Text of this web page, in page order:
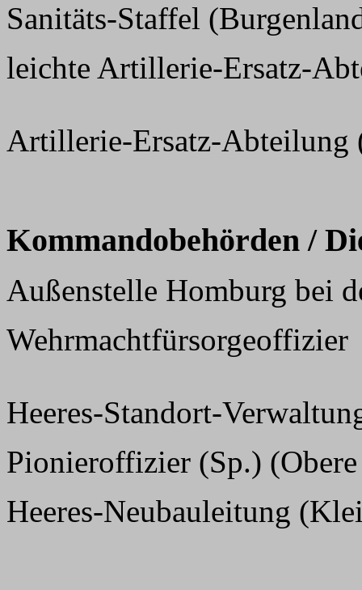
Sanitäts-Staffel
leichte Artillerie-Ersatz-
Artillerie-Ersatz-Abteilung
Kommandobehörden /
Außenstelle Homburg bei
Heeres-Standort-
Pionieroffizier (Sp.)
Heeres-Neubauleitung